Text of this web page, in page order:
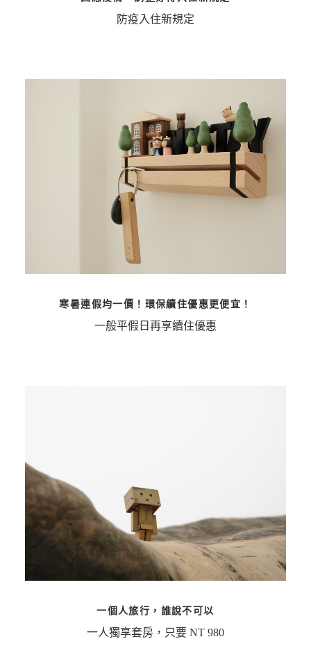
防疫入住新規定
寒暑連假均一價！環保續住優惠更便宜！
一般平假日再享續住優惠
一個人旅行，誰說不可以
一人獨享套房，只要 NT 980